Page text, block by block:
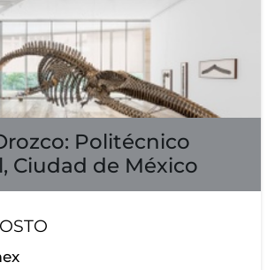
Politécnico
Ciudad de México